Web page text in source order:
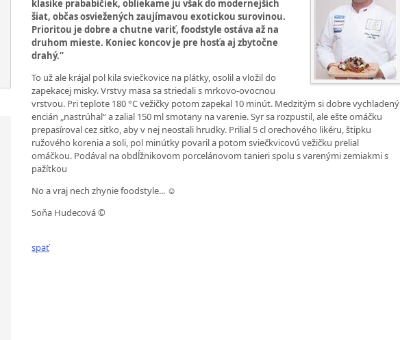
klasike prababičiek, obliekame ju však do modernejších
šiat, občas osviežených zaujímavou exotickou surovinou.
Prioritou je dobre a chutne variť, foodstyle ostáva až na
druhom mieste. Koniec koncov je pre hosťa aj zbytočne
drahý.“
To už ale krájal pol kila sviečkovice na plátky, osolil a vložil do
zapekacej misky. Vrstvy mäsa sa striedali s mrkovo-ovocnou
vrstvou. Pri teplote 180 °C vežičky potom zapekal 10 minút. Medzitým si dobre vychladený
encián „nastrúhal“ a zalial 150 ml smotany na varenie. Syr sa rozpustil, ale ešte omáčku
prepasíroval cez sitko, aby v nej neostali hrudky. Prilial 5 cl orechového likéru, štipku
ružového korenia a soli, pol minútky povaril a potom sviečkvicovú vežičku prelial
omáčkou. Podával na obdĺžnikovom porcelánovom tanieri spolu s varenými zemiakmi s
pažítkou
No a vraj nech zhynie foodstyle... ☺
Soňa Hudecová ©
späť